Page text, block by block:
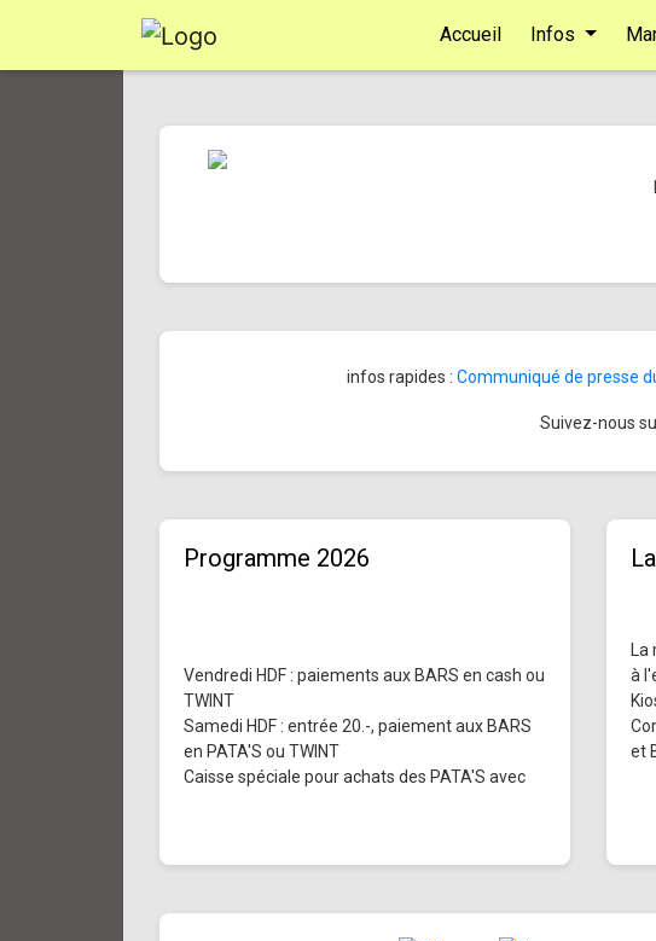
Accueil Infos
infos rapides : Communiqué de presse
Suivez-nous
Programme 2026
Vendredi HDF : paiements aux BARS en cash ou
TWINT
Samedi HDF : entrée 20.-, paiement aux BARS
en PATA'S ou TWINT
Caisse spéciale pour achats des PATA'S avec
à
et